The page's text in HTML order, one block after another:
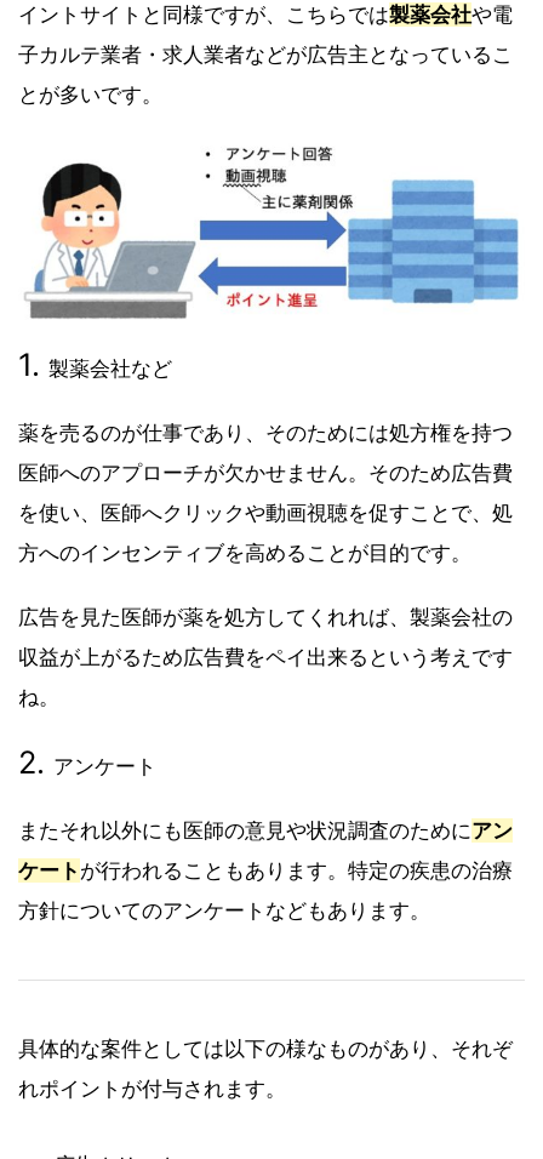
イントサイトと同様ですが、こちらでは製薬会社や電
子カルテ業者・求人業者などが広告主となっているこ
とが多いです。
製薬会社など
薬を売るのが仕事であり、そのためには処方権を持つ
医師へのアプローチが欠かせません。そのため広告費
を使い、医師へクリックや動画視聴を促すことで、処
方へのインセンティブを高めることが目的です。
広告を見た医師が薬を処方してくれれば、製薬会社の
収益が上がるため広告費をペイ出来るという考えです
ね。
アンケート
またそれ以外にも医師の意見や状況調査のためにアン
ケート が行われることもあります。特定の疾患の治療
方針についてのアンケートなどもあります。
具体的な案件としては以下の様なものがあり、それぞ
れポイントが付与されます。